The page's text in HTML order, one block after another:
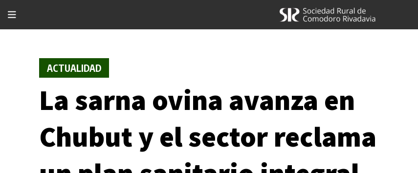
La sarna ovina avanza en
Chubut y el sector reclama
ACTUALIDAD